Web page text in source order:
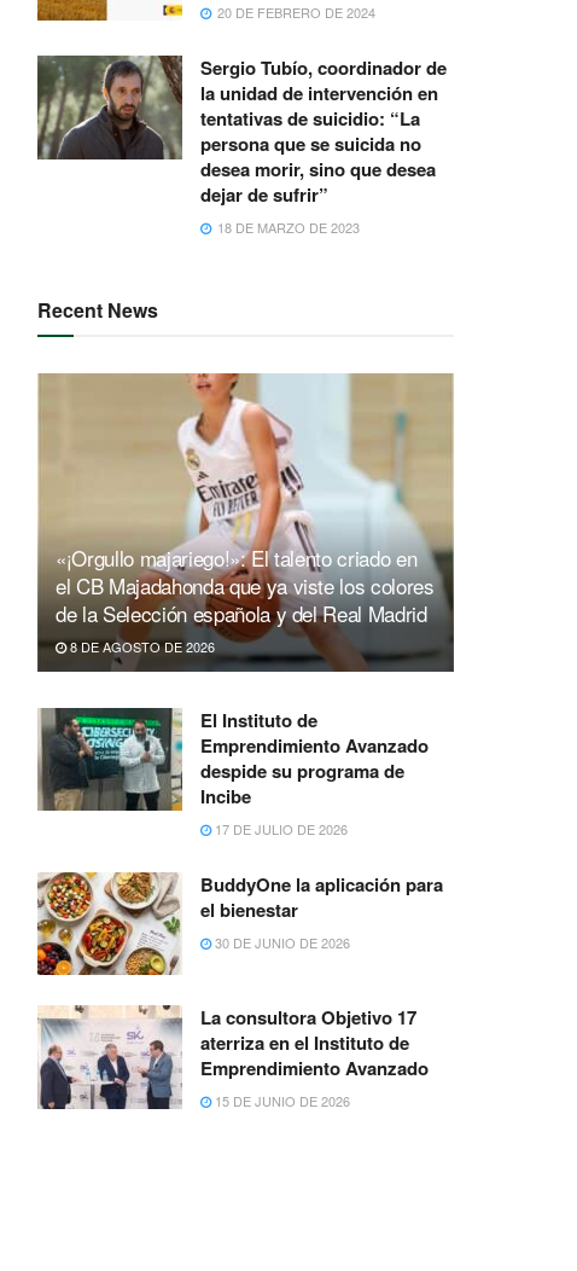
20 DE FEBRERO DE 2024
Sergio Tubío, coordinador de
la unidad de intervención en
tentativas de suicidio: “La
persona que se suicida no
desea morir, sino que desea
dejar de sufrir”
18 DE MARZO DE 2023
Recent News
«¡Orgullo majariego!»: El talento criado en
el CB Majadahonda que ya viste los colores
de la Selección española y del Real Madrid
8 DE AGOSTO DE 2026
El Instituto de
Emprendimiento Avanzado
despide su programa de
Incibe
17 DE JULIO DE 2026
BuddyOne la aplicación para
el bienestar
30 DE JUNIO DE 2026
La consultora Objetivo 17
aterriza en el Instituto de
Emprendimiento Avanzado
15 DE JUNIO DE 2026